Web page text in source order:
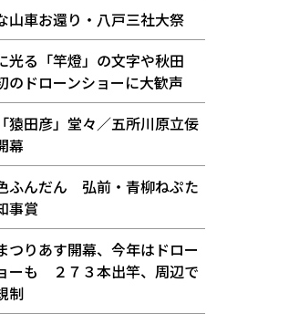
山車お還り・八戸三社大祭
光る「竿燈」の文字や秋田
のドローンショーに大歓声
猿田彦」堂々／五所川原立佞
幕
ふんだん 弘前・青柳ねぷた
事賞
つりあす開幕、今年はドロー
ーも ２７３本出竿、周辺で
制